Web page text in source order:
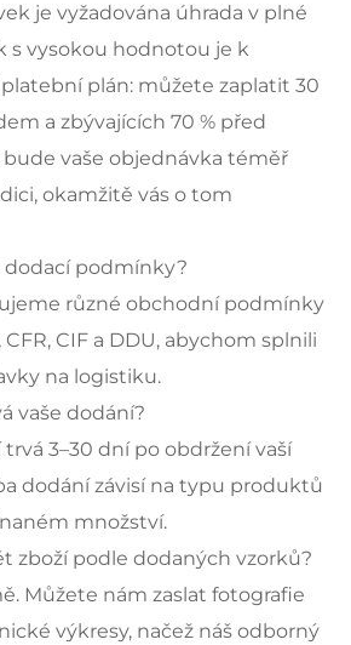
je vyžadována úhrada v plné
s vysokou hodnotou je k
plán: můžete zaplatit 30
a zbývajících 70 % před
vaše objednávka téměř
okamžitě vás o tom
dodací podmínky?
různé obchodní podmínky
CIF a DDU, abychom splnili
na logistiku.
vaše dodání?
3–30 dní po obdržení vaší
dodání závisí na typu produktů
množství.
zboží podle dodaných vzorků?
Můžete nám zaslat fotografie
výkresy, načež náš odborný